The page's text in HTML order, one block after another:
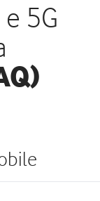
5G